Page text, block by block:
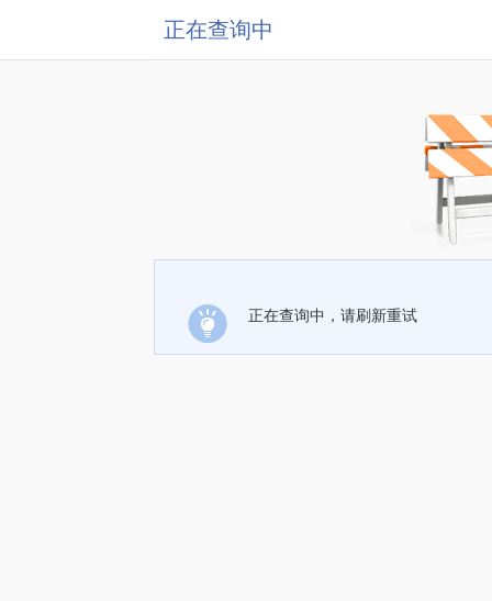
正在查询中
正在查询中，请刷新重试